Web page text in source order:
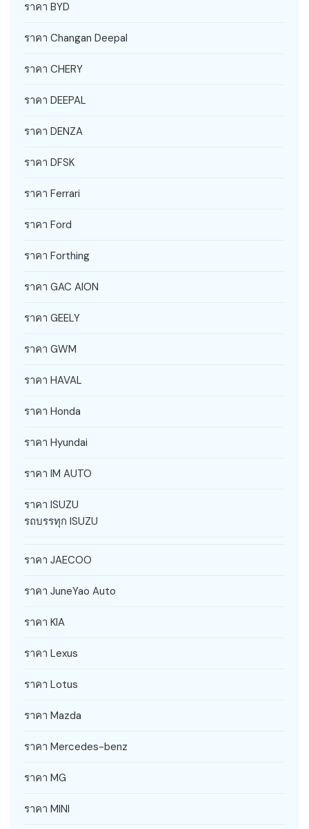
ราคา BYD
ราคา Changan Deepal
ราคา CHERY
ราคา DEEPAL
ราคา DENZA
ราคา DFSK
ราคา Ferrari
ราคา Ford
ราคา Forthing
ราคา GAC AION
ราคา GEELY
ราคา GWM
ราคา HAVAL
ราคา Honda
ราคา Hyundai
ราคา IM AUTO
ราคา ISUZU
รถบรรทุก ISUZU
ราคา JAECOO
ราคา JuneYao Auto
ราคา KIA
ราคา Lexus
ราคา Lotus
ราคา Mazda
ราคา Mercedes-benz
ราคา MG
ราคา MINI